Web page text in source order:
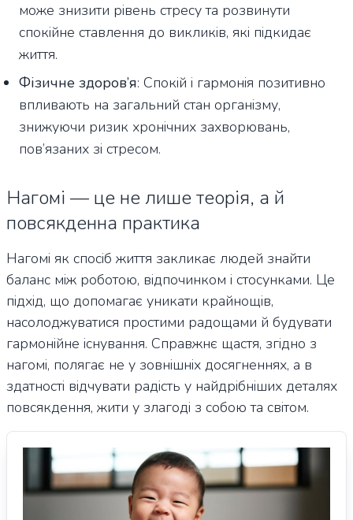
може знизити рівень стресу та розвинути
спокійне ставлення до викликів, які підкидає
життя.
Фізичне здоров’я: Спокій і гармонія позитивно
впливають на загальний стан організму,
знижуючи ризик хронічних захворювань,
пов’язаних зі стресом.
Нагомі — це не лише теорія, а й
повсякденна практика
Нагомі як спосіб життя закликає людей знайти
баланс між роботою, відпочинком і стосунками. Це
підхід, що допомагає уникати крайнощів,
насолоджуватися простими радощами й будувати
гармонійне існування. Справжнє щастя, згідно з
нагомі, полягає не у зовнішніх досягненнях, а в
здатності відчувати радість у найдрібніших деталях
повсякдення, жити у злагоді з собою та світом.